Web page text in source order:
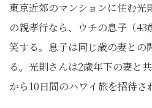
東京近郊のマンションに住む光
の親孝行なら、ウチの息子（
笑する。息子は同じ歳の妻との
る。光則さんは2歳年下の妻と
から10日間のハワイ旅を招待さ